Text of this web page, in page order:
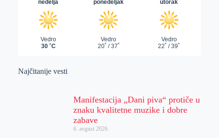
Najčitanije vesti
Manifestacija „Dani piva“ protiče u
znaku kvalitetne muzike i dobre
zabave
6. avgust 2026.